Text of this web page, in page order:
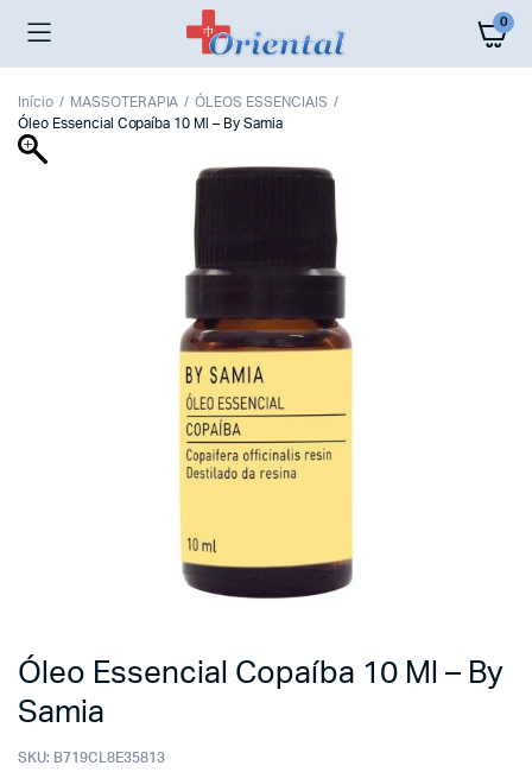
0
Início MASSOTERAPIA
ÓLEOS ESSENCIAIS
Óleo Essencial Copaíba 10 Ml – By Samia
Óleo Essencial Copaíba 10 Ml – By
Samia
SKU: B719CL8E35813